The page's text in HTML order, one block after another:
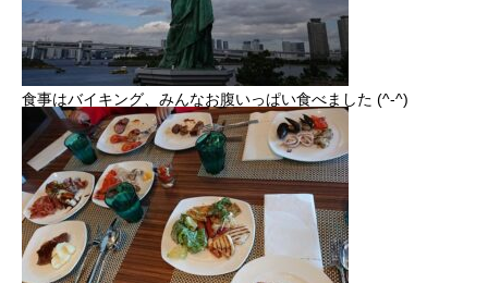
食事はバイキング、みんなお腹いっぱい食べました (^-^)